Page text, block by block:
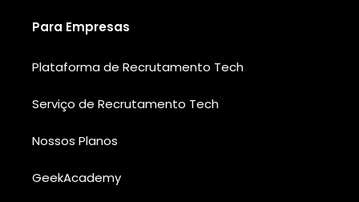
Para Empresas
Plataforma de Recrutamento Tech
Serviço de Recrutamento Tech
Nossos Planos
GeekAcademy